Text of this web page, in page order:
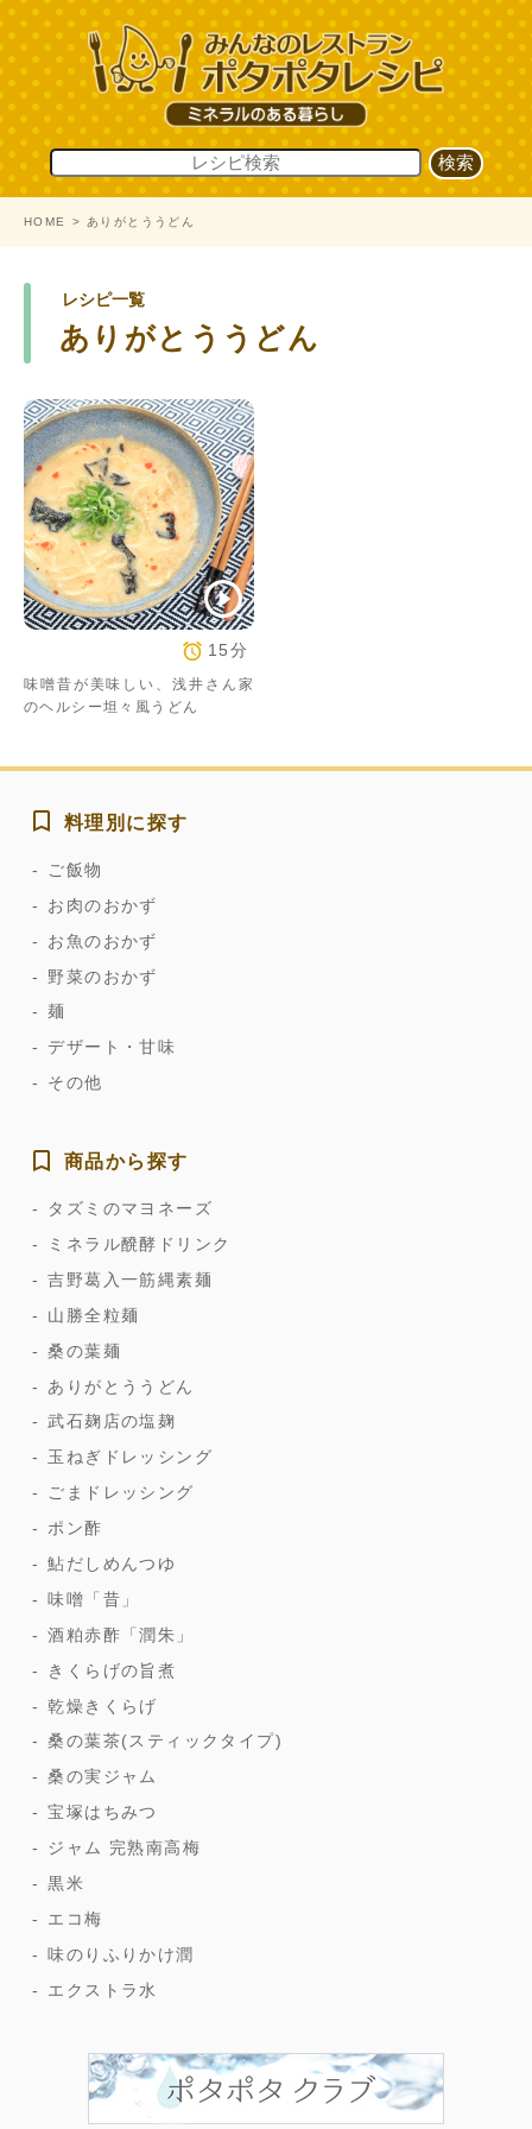
HOME ありがとううどん
レシピ一覧
ありがとううどん
15分
味噌昔が美味しい、浅井さん家
のヘルシー坦々風うどん
料理別に探す
ご飯物
お肉のおかず
お魚のおかず
野菜のおかず
麺
デザート・甘味
その他
商品から探す
タズミのマヨネーズ
ミネラル醗酵ドリンク
吉野葛入一筋縄素麺
山勝全粒麺
桑の葉麺
ありがとううどん
武石麹店の塩麹
玉ねぎドレッシング
ごまドレッシング
ポン酢
鮎だしめんつゆ
味噌「昔」
酒粕赤酢「潤朱」
きくらげの旨煮
乾燥きくらげ
桑の葉茶(スティックタイプ)
桑の実ジャム
宝塚はちみつ
ジャム 完熟南高梅
黒米
エコ梅
味のりふりかけ潤
エクストラ水